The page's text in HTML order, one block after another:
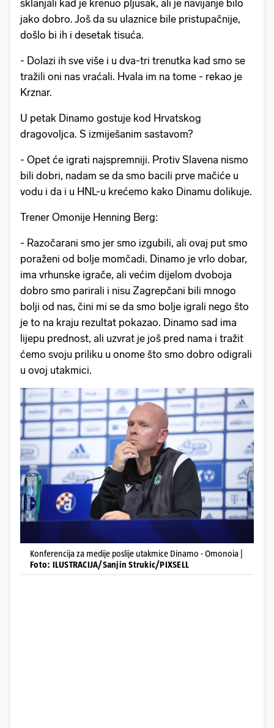
sklanjali kad je krenuo pljusak, ali je navijanje bilo
jako dobro. Još da su ulaznice bile pristupačnije,
došlo bi ih i desetak tisuća.
- Dolazi ih sve više i u dva-tri trenutka kad smo se
tražili oni nas vraćali. Hvala im na tome - rekao je
Krznar.
U petak Dinamo gostuje kod Hrvatskog
dragovoljca. S izmiješanim sastavom?
- Opet će igrati najspremniji. Protiv Slavena nismo
bili dobri, nadam se da smo bacili prve mačiće u
vodu i da i u HNL-u krećemo kako Dinamu dolikuje.
Trener Omonije Henning Berg:
- Razočarani smo jer smo izgubili, ali ovaj put smo
poraženi od bolje momčadi. Dinamo je vrlo dobar,
ima vrhunske igrače, ali većim dijelom dvoboja
dobro smo parirali i nisu Zagrepčani bili mnogo
bolji od nas, čini mi se da smo bolje igrali nego što
je to na kraju rezultat pokazao. Dinamo sad ima
lijepu prednost, ali uzvrat je još pred nama i tražit
ćemo svoju priliku u onome što smo dobro odigrali
u ovoj utakmici.
Konferencija za medije poslije utakmice Dinamo - Omonoia |
Foto: ILUSTRACIJA/Sanjin Strukic/PIXSELL